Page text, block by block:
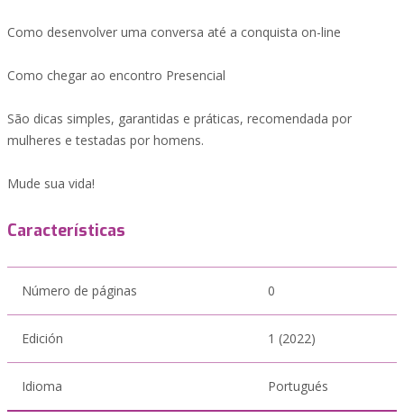
Como desenvolver uma conversa até a conquista on-line
Como chegar ao encontro Presencial
São dicas simples, garantidas e práticas, recomendada por
mulheres e testadas por homens.
Mude sua vida!
Características
Número de páginas 0
Edición 1 (2022)
Idioma Portugués